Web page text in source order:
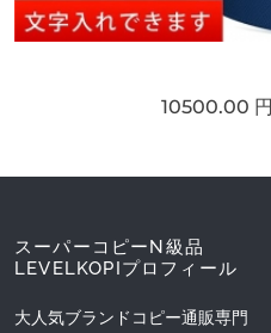
10500.00 円
スーパーコピーN級品
LEVELKOPIプロフィール
大人気ブランドコピー通販専門